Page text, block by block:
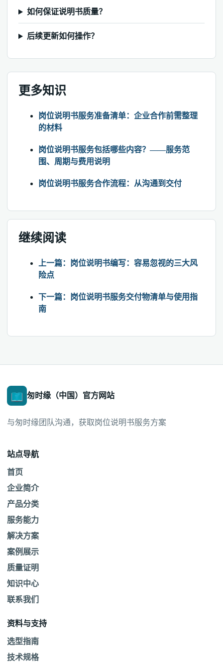
如何保证说明书质量？
后续更新如何操作？
更多知识
岗位说明书服务准备清单：企业合作前需整理
的材料
岗位说明书服务包括哪些内容？——服务范
围、周期与费用说明
岗位说明书服务合作流程：从沟通到交付
继续阅读
上一篇：岗位说明书编写：容易忽视的三大风
险点
下一篇：岗位说明书服务交付物清单与使用指
南
匆时缘（中国）官方网站
与匆时缘团队沟通，获取岗位说明书服务方案
站点导航
首页
企业简介
产品分类
服务能力
解决方案
案例展示
质量证明
知识中心
联系我们
资料与支持
选型指南
技术规格